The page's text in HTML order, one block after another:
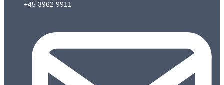
+45 3962 9911